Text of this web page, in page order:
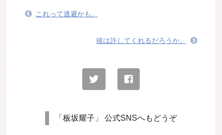
これって逃避かも。
彼は許してくれるだろうか。
「板坂耀子」 公式SNSへもどうぞ